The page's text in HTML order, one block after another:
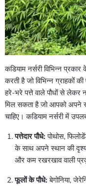
कडियाम नर्सरी विभिन्न
करती है जो विभिन्न ग्राहकों
हरे-भरे पत्ते वाले पौधों से
मिल सकता है जो आपको अपने
चाहिए। कडियाम नर्सरी में
पत्तेदार पौधे: पोथोस,
के साथ अपने स्थान की दृश्य
और कम रखरखाव वाली
फूलों के पौधे: बेगोनिया,